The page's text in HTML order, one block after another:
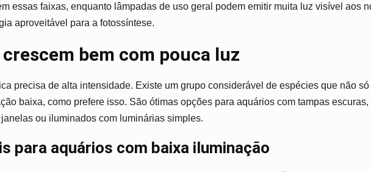
essas faixas, enquanto lâmpadas de uso geral podem emitir muita luz visível aos
aproveitável para a fotossíntese.
bem com pouca luz
precisa de alta intensidade. Existe um grupo considerável de espécies que não só
baixa, como prefere isso. São ótimas opções para aquários com tampas escuras,
ou iluminados com luminárias simples.
para aquários com baixa iluminação